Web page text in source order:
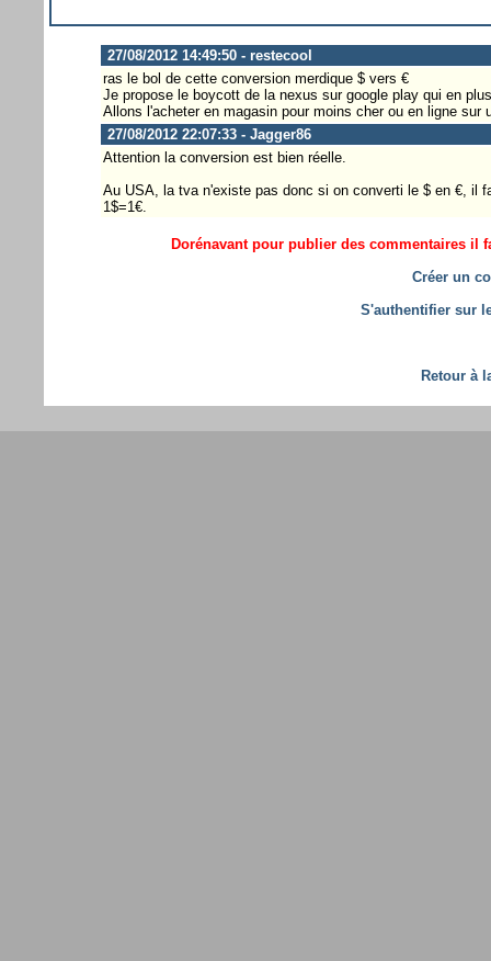
27/08/2012 14:49:50 - restecool
ras le bol de cette conversion merdique $ vers €
Je propose le boycott de la nexus sur google play qui en
Allons l'acheter en magasin pour moins cher ou en ligne sur
27/08/2012 22:07:33 - Jagger86
Attention la conversion est bien réelle.
Au USA, la tva n'existe pas donc si on converti le $ en €, il
1$=1€.
Dorénavant pour publier des commentaires il
Créer un
S'authentifier sur
Retour à